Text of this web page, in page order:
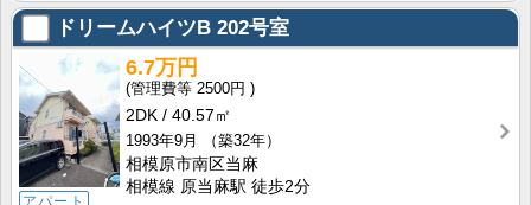
ドリームハイツB 202号室
アパート
6.7万円
2500円
2DK
40.57㎡
1993年9月
（築32年）
相模原市南区当麻
相模線 原当麻駅 徒歩2分